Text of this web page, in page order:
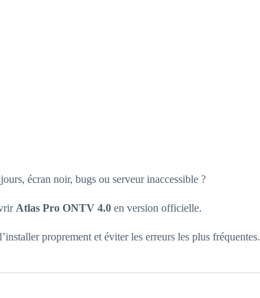
écran noir, bugs ou serveur inaccessible ?
Atlas Pro ONTV 4.0 en version officielle.
proprement et éviter les erreurs les plus fréquentes.